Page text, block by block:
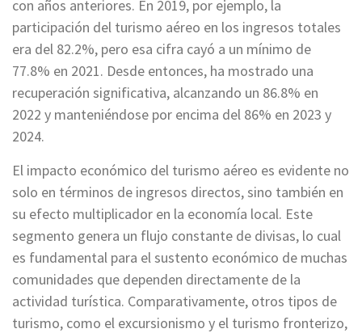
con años anteriores. En 2019, por ejemplo, la
participación del turismo aéreo en los ingresos totales
era del 82.2%, pero esa cifra cayó a un mínimo de
77.8% en 2021. Desde entonces, ha mostrado una
recuperación significativa, alcanzando un 86.8% en
2022 y manteniéndose por encima del 86% en 2023 y
2024.
El impacto económico del turismo aéreo es evidente no
solo en términos de ingresos directos, sino también en
su efecto multiplicador en la economía local. Este
segmento genera un flujo constante de divisas, lo cual
es fundamental para el sustento económico de muchas
comunidades que dependen directamente de la
actividad turística. Comparativamente, otros tipos de
turismo, como el excursionismo y el turismo fronterizo,